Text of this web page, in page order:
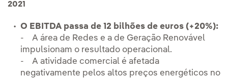
2021
O EBITDA passa de 12 bilhões de euros (+20%):
- A área de Redes e a de Geração Renovável
impulsionam o resultado operacional.
- A atividade comercial é afetada
negativamente pelos altos preços energéticos no